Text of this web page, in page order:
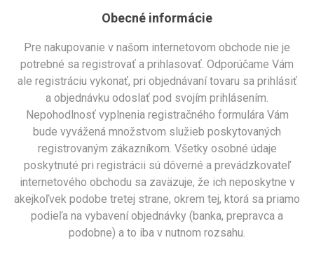
Obecné informácie
Pre nakupovanie v našom internetovom obchode nie je
potrebné sa registrovať a prihlasovať. Odporúčame Vám
ale registráciu vykonať, pri objednávaní tovaru sa prihlásiť
a objednávku odoslať pod svojím prihlásením.
Nepohodlnosť vyplnenia registračného formulára Vám
bude vyvážená množstvom služieb poskytovaných
registrovaným zákazníkom. Všetky osobné údaje
poskytnuté pri registrácii sú dôverné a prevádzkovateľ
internetového obchodu sa zaväzuje, že ich neposkytne v
akejkoľvek podobe tretej strane, okrem tej, ktorá sa priamo
podieľa na vybavení objednávky (banka, prepravca a
podobne) a to iba v nutnom rozsahu.